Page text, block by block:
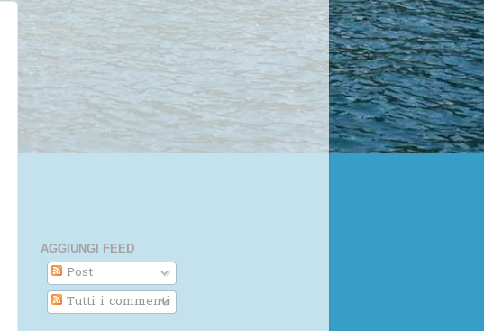
AGGIUNGI FEED
Post
Tutti i commenti